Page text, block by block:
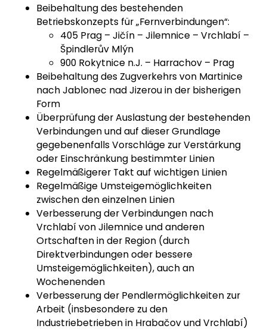
Beibehaltung des bestehenden
Betriebskonzepts für „Fernverbindungen“:
405 Prag – Jičín – Jilemnice – Vrchlabí –
Špindlerův Mlýn
900 Rokytnice n.J. – Harrachov – Prag
Beibehaltung des Zugverkehrs von Martinice
nach Jablonec nad Jizerou in der bisherigen
Form
Überprüfung der Auslastung der bestehenden
Verbindungen und auf dieser Grundlage
gegebenenfalls Vorschläge zur Verstärkung
oder Einschränkung bestimmter Linien
Regelmäßigerer Takt auf wichtigen Linien
Regelmäßige Umsteigemöglichkeiten
zwischen den einzelnen Linien
Verbesserung der Verbindungen nach
Vrchlabí von Jilemnice und anderen
Ortschaften in der Region (durch
Direktverbindungen oder bessere
Umsteigemöglichkeiten), auch an
Wochenenden
Verbesserung der Pendlermöglichkeiten zur
Arbeit (insbesondere zu den
Industriebetrieben in Hrabačov und Vrchlabí)